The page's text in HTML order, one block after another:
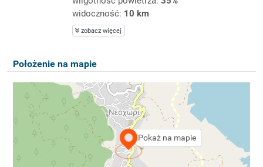
widoczność: 10 km
zobacz więcej
Położenie na mapie
Pokaż na mapie